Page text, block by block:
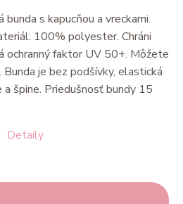
Detaily
s kapucňou a vreckami.
100% polyester. Chráni
ochranný faktor UV 50+. Môžete
je bez podšívky, elastická
špine. Priedušnosť bundy 15